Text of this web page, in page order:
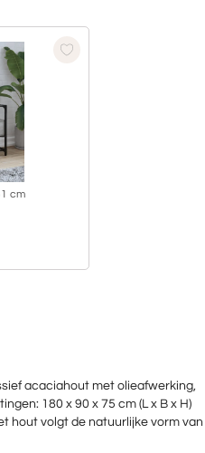
cm
acaciahout met olieafwerking,
180 x 90 x 75 cm (L x B x H)
hout volgt de natuurlijke vorm van